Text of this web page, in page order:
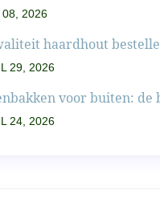
08, 2026
haardhout
29, 2026
voor buiten: de
24, 2026